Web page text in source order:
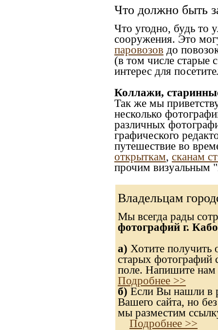
Что должно быть
Что угодно, будь то
сооружения. Это
паровозов до
(в том числе старые
интерес для
Коллажи,
Так же мы
несколько
различных
графического
путешествие во
открыткам, сканам
прочим визуальным
Владельцам
Мы всегда рады
фотографий г.
а) Хотите получить
старых фотографий
поле. Напишите нам
Подробнее >>
б) Если Вы нашли в
Вашего сайта, но
мы разместим
Подробнее >>